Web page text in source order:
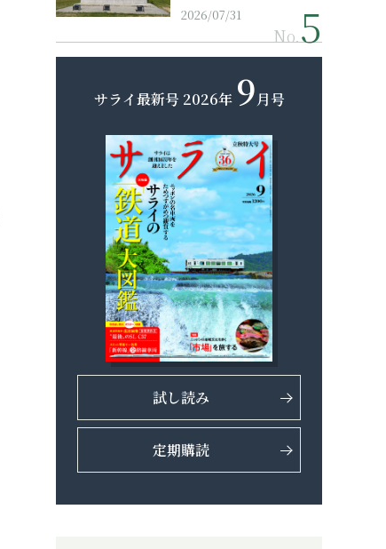
2026/07/31
No.
サライ最新号 2026年 9月号
試し読み
定期購読